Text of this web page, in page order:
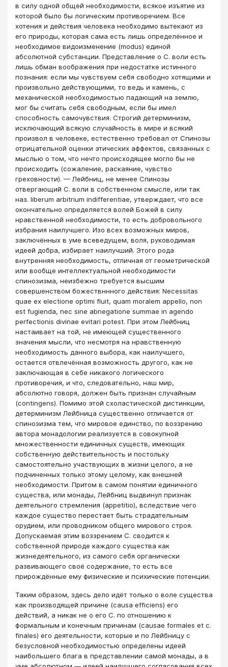
в силу одной общей необходимости, всякое изъятие из
которой было бы логическим противоречием. Все
хотения и действия человека необходимо вытекают из
его природы, которая сама есть лишь определённое и
необходимое видоизменение (mоdus) единой
абсолютной субстанции. Представление о С. воли есть
лишь обман воображения при недостатке истинного
познания: если мы чувствуем себя свободно хотящими и
произвольно действующими, то ведь и камень, с
механической необходимостью падающий на землю,
мог бы считать себя свободным, если бы имел
способность самочувствия. Строгий детерминизм,
исключающий всякую случайность в мире и всякий
произвол в человеке, естественно требовал от Спинозы
отрицательной оценки этических аффектов, связанных с
мыслью о том, что нечто происходящее могло бы не
происходить (сожаление, раскаяние, чувство
греховности). — Лейбниц, не менее Спинозы
отвергающий С. воли в собственном смысле, или так
наз. liberum arbitrium indifferentiae, утверждает, что все
окончательно определяется волей Божей в силу
нравственной необходимости, то есть добровольного
избрания наилучшего. Изо всех возможных миров,
заключённых в уме всеведущем, воля, руководимая
идеей добра, избирает наилучший. Этого рода
внутренняя необходимость, отличная от геометрической
или вообще интеллектуальной необходимости
спинозизма, неизбежно требуется высшим
совершенством божествннного действия: Necessitas
quae ex electione optimi fluit, quam moralem appello, non
est fugienda, nес sine abnegatione summae in agendo
perfectionis divinae evitari potest. При этом Лейбниц
настаивает на той, не имеющей существенного
значения мысли, что несмотря на нравственную
необходимость данного выбора, как наилучшего,
остается отвлечённая возможность другого, как не
заключающая в себе никакого логического
противоречия, и что, следовательно, наш мир,
абсолютно говоря, должен быть признан случайным
(contingens). Помимо этой схоластической дистинкции,
детерминизм Лейбница существенно отличается от
спинозизма тем, что мировое единство, по воззрению
автора монадологии реализуется в совокупной
множественности единичных существ, имеющих
собственную действительность и постольку
самостоятельно участвующих в жизни целого, а не
подчиненных только этому целому, как внешней
необходимости. Притом в самом понятии единичного
существа, или монады, Лейбниц выдвинул признак
деятельного стремления (appetitio), вследствие чего
каждое существо перестает быть страдательным
орудием, или проводником общего мирового строя.
Допускаемая этим воззрением С. сводится к
собственной природе каждого существа как
жизнедеятельного, из самого себя органически
развивающего своё содержание, то есть все
прирождённые ему физические и психические потенции.
Таким образом, здесь дело идёт только о воле существа
как производящей причине (causa efficiens) его
действий, а никак не о его С. по отношению к
формальным и конечным причинам (causae formales et с.
finales) его деятельности, которые и по Лейбницу с
безусловной необходимостью определены идеей
наибольшего блага в представлении самой монады, а в